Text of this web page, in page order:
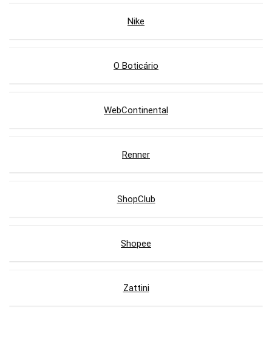
Nike
O Boticário
WebContinental
Renner
ShopClub
Shopee
Zattini